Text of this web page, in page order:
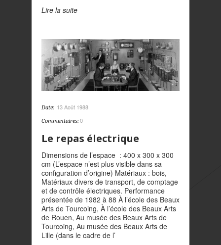
Lire la suite
Date: 13 Août 1988
Commentaires:0
Le repas électrique
Dimensions de l’espace : 400 x 300 x 300
cm (L’espace n’est plus visible dans sa
configuration d’origine) Matériaux : bois,
Matériaux divers de transport, de comptage
et de contrôle électriques. Performance
présentée de 1982 à 88 À l’école des Beaux
Arts de Tourcoing, À l’école des Beaux Arts
de Rouen, Au musée des Beaux Arts de
Tourcoing, Au musée des Beaux Arts de
Lille (dans le cadre de l’